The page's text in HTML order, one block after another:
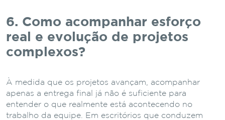
6. Como acompanhar esforço
real e evolução de projetos
complexos?
À medida que os projetos avançam, acompanhar
apenas a entrega final já não é suficiente para
entender o que realmente está acontecendo no
trabalho da equipe. Em escritórios que conduzem